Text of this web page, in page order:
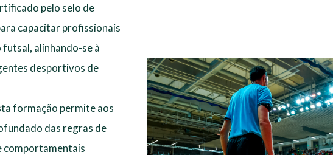
pelo selo de
capacitar profissionais
alinhando-se à
desportivos de
formação permite aos
das regras de
comportamentais